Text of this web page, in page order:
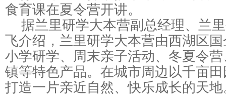
食育课在夏令营开讲。
据兰里研学大本营副总经理、兰
飞介绍，兰里研学大本营由西湖区
小学研学、周末亲子活动、冬夏令
镇等特色产品。在城市周边以千亩
打造一片亲近自然、快乐成长的天地